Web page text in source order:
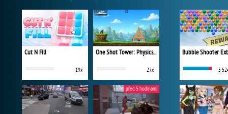
Cut N Fill
19x
One Shot Tower: Physics Destroyer
27x
před 5 hodinami
Bubble Shooter
5